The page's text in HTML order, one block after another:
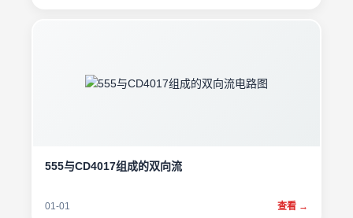
555与CD4017组成的双向流
01-01 查看 →